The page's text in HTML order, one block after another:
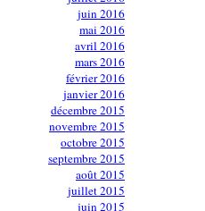
juin 2016
mai 2016
avril 2016
mars 2016
février 2016
janvier 2016
décembre 2015
novembre 2015
octobre 2015
septembre 2015
août 2015
juillet 2015
juin 2015